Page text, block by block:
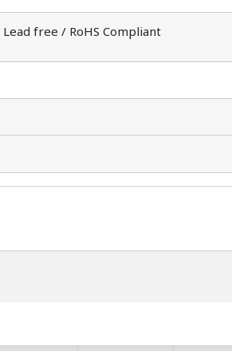
Lead free / RoHS Compliant